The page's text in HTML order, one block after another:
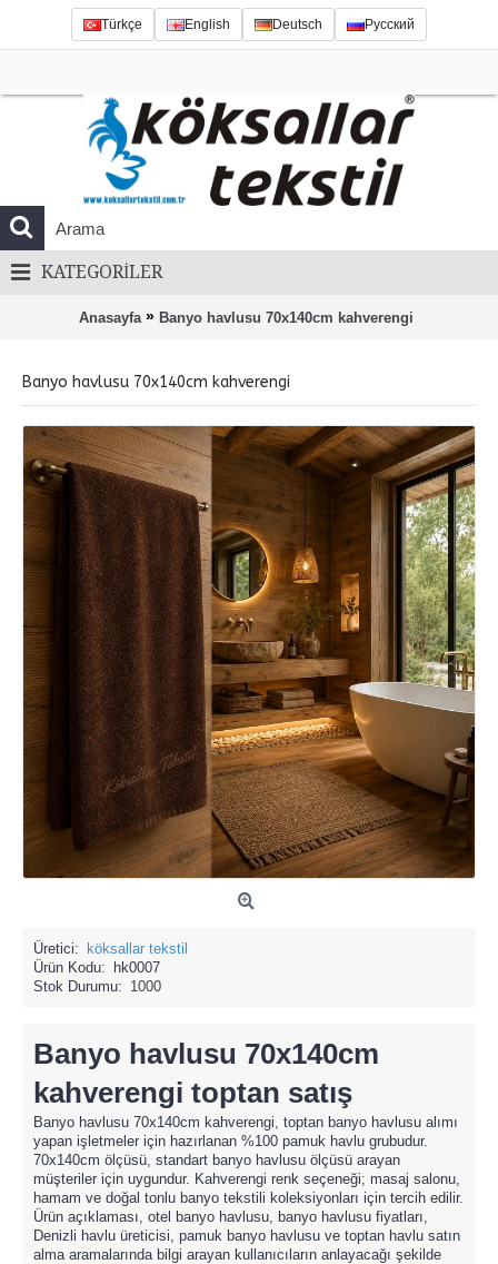
Türkçe English Deutsch Русский
KATEGORILER
Anasayfa » Banyo havlusu 70x140cm kahverengi
Banyo havlusu 70x140cm kahverengi
Üretici:
köksallar tekstil
Ürün Kodu:
hk0007
Stok Durumu: 1000
Banyo havlusu 70x140cm
kahverengi toptan satış
Banyo havlusu 70x140cm kahverengi, toptan banyo havlusu alımı
yapan işletmeler için hazırlanan %100 pamuk havlu grubudur.
70x140cm ölçüsü, standart banyo havlusu ölçüsü arayan
müşteriler için uygundur. Kahverengi renk seçeneği; masaj salonu,
hamam ve doğal tonlu banyo tekstili koleksiyonları için tercih edilir.
Ürün açıklaması, otel banyo havlusu, banyo havlusu fiyatları,
Denizli havlu üreticisi, pamuk banyo havlusu ve toptan havlu satın
alma aramalarında bilgi arayan kullanıcıların anlayacağı şekilde